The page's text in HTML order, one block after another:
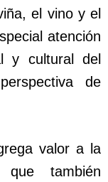
el vino y el
atención
y cultural del
de
valor a la
también